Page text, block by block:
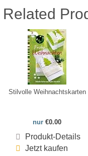
Related
Stilvolle Weihnachtskarten
nur €0.00
Produkt-Details
Jetzt kaufen